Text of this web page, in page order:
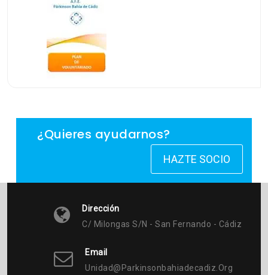
¿Quieres ayudarnos?
HAZTE SOCIO
Dirección
C/ Milongas S/n - San Fernando - Cádiz
Email
Unidad@parkinsonbahiadecadiz.org